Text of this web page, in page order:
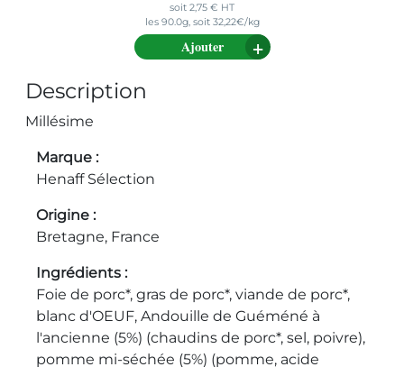
soit 2,75 € HT
les 90.0g, soit 32,22€/kg
Ajouter
Description
Millésime
Marque
Henaff Sélection
Origine
Bretagne, France
Ingrédients
Foie de porc*, gras de porc*, viande de porc*,
blanc d'OEUF, Andouille de Guéméné à
l'ancienne (5%) (chaudins de porc*, sel, poivre),
pomme mi-séchée (5%) (pomme, acide